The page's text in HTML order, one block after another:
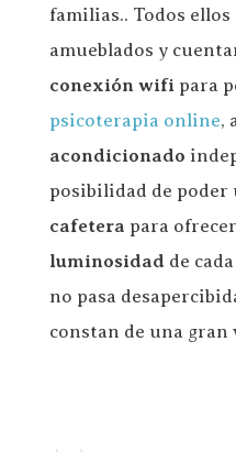
familias.. Todos
amueblados y
conexión wifipara
psicoterapia online,
acondicionado
posibilidad de
cafetera para
luminosidad de
no pasa
constan de una gran